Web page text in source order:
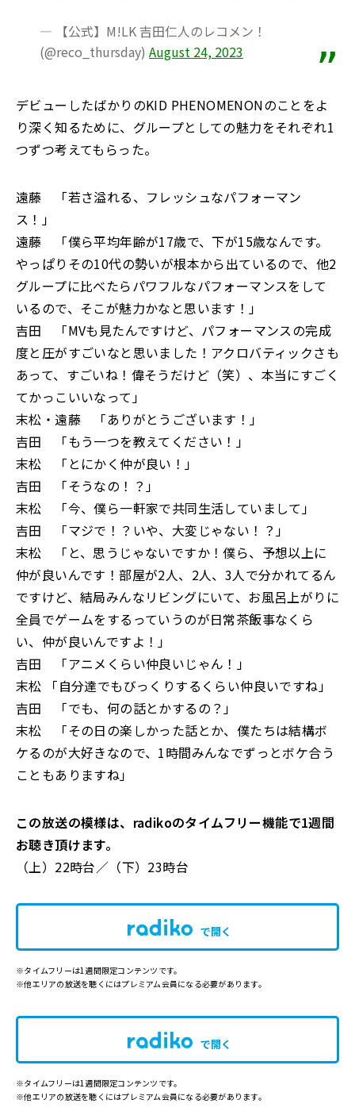
— 【公式】M!LK 吉田仁人のレコメン！
(@reco_thursday) August 24, 2023
デビューしたばかりのKID PHENOMENONのことをよ
り深く知るために、グループとしての魅力をそれぞれ1
つずつ考えてもらった。
遠藤 「若さ溢れる、フレッシュなパフォーマン
ス！」
遠藤 「僕ら平均年齢が17歳で、下が15歳なんです。
やっぱりその10代の勢いが根本から出ているので、他2
グループに比べたらパワフルなパフォーマンスをして
いるので、そこが魅力かなと思います！」
吉田 「MVも見たんですけど、パフォーマンスの完成
度と圧がすごいなと思いました！アクロバティックさも
あって、すごいね！偉そうだけど（笑）、本当にすごく
てかっこいいなって」
末松・遠藤 「ありがとうございます！」
吉田 「もう一つを教えてください！」
末松 「とにかく仲が良い！」
吉田 「そうなの！？」
末松 「今、僕ら一軒家で共同生活していまして」
吉田 「マジで！？いや、大変じゃない！？」
末松 「と、思うじゃないですか！僕ら、予想以上に
仲が良いんです！部屋が2人、2人、3人で分かれてるん
ですけど、結局みんなリビングにいて、お風呂上がりに
全員でゲームをするっていうのが日常茶飯事なくら
い、仲が良いんですよ！」
吉田 「アニメくらい仲良いじゃん！」
末松 「自分達でもびっくりするくらい仲良いですね」
吉田 「でも、何の話とかするの？」
末松 「その日の楽しかった話とか、僕たちは結構ボ
ケるのが大好きなので、1時間みんなでずっとボケ合う
こともありますね」
この放送の模様は、radikoのタイムフリー機能で1週間
お聴き頂けます。
（上）22時台／（下）23時台
で開く
※タイムフリーは1週間限定コンテンツです。
※他エリアの放送を聴くにはプレミアム会員になる必要があります。
で開く
※タイムフリーは1週間限定コンテンツです。
※他エリアの放送を聴くにはプレミアム会員になる必要があります。